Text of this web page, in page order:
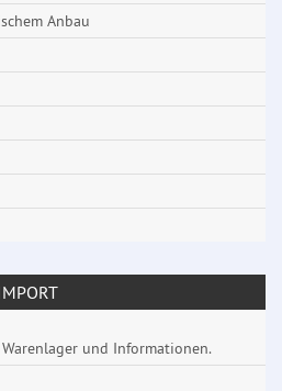
Anbau
und Informationen.